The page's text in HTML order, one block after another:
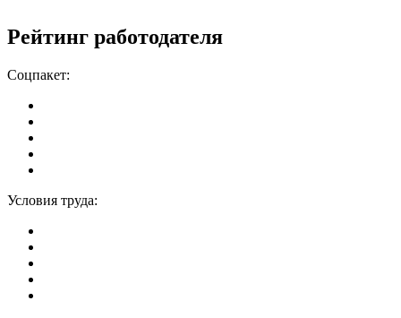
Рейтинг работодателя
Соцпакет:
Условия труда: